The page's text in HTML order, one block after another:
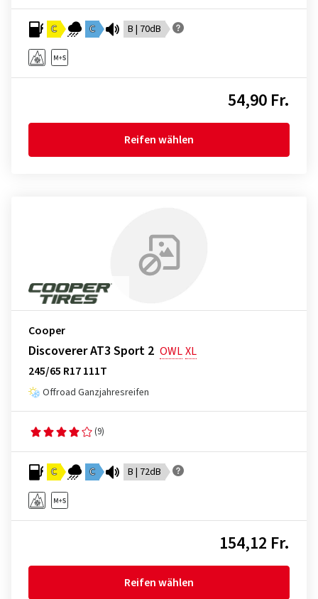
C C B | 70dB
54,90 Fr.
Reifen wählen
Cooper
Discoverer AT3 Sport 2 OWLXL
245/65 R17 111T
Offroad Ganzjahresreifen
(9)
C C B | 72dB
154,12 Fr.
Reifen wählen